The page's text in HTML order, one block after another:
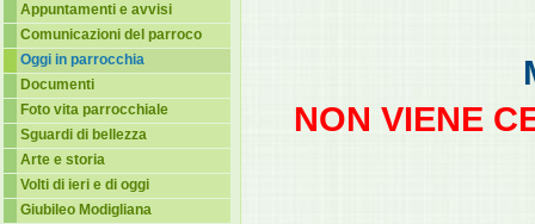
Appuntamenti e avvisi
Comunicazioni del parroco
Oggi in parrocchia
Documenti
Foto vita parrocchiale
Sguardi di bellezza
Arte e storia
Volti di ieri e di oggi
Giubileo Modigliana
NON VIENE